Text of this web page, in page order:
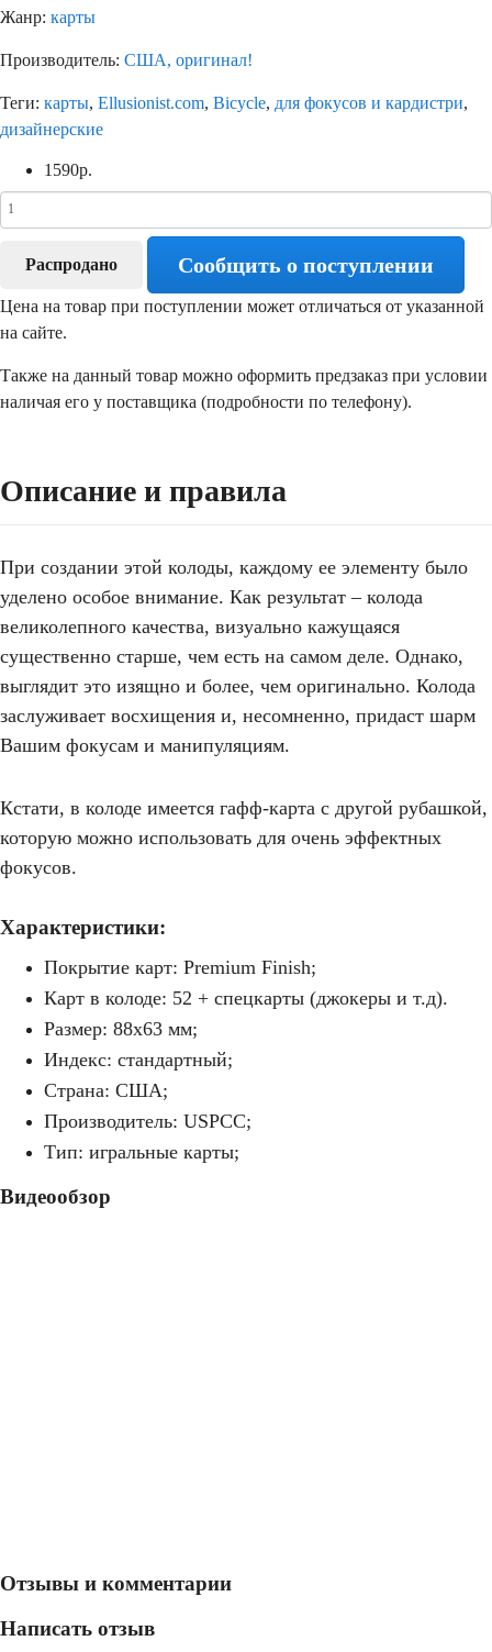
Жанр: карты
Производитель: США, оригинал!
Теги: карты, Ellusionist.com, Bicycle, для фокусов и кардистри,
дизайнерские
1590р.
Распродано Сообщить о поступлении
Цена на товар при поступлении может отличаться от указанной
на сайте.
Также на данный товар можно оформить предзаказ при условии
наличая его у поставщика (подробности по телефону).
Описание и правила
При создании этой колоды, каждому ее элементу было
уделено особое внимание. Как результат – колода
великолепного качества, визуально кажущаяся
существенно старше, чем есть на самом деле. Однако,
выглядит это изящно и более, чем оригинально. Колода
заслуживает восхищения и, несомненно, придаст шарм
Вашим фокусам и манипуляциям.
Кстати, в колоде имеется гафф-карта с другой рубашкой,
которую можно использовать для очень эффектных
фокусов.
Характеристики:
Покрытие карт: Premium Finish;
Карт в колоде: 52 + спецкарты (джокеры и т.д).
Размер: 88х63 мм;
Индекс: стандартный;
Страна: США;
Производитель: USPCC;
Тип: игральные карты;
Видеообзор
Отзывы и комментарии
Написать отзыв